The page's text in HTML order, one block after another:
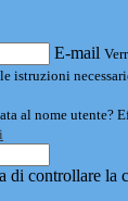
E-mail
istruzioni
al nome utente?
di controllare la